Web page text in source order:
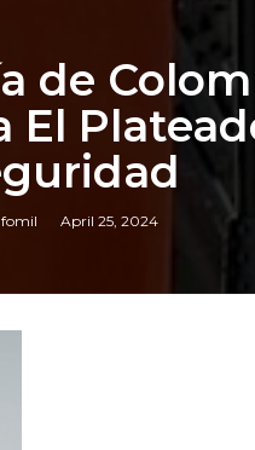
de
April 25, 2024